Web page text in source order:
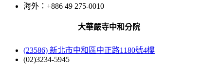
海外：+886 49 275-0010
大華嚴寺中和分院
(23586) 新北市中和區中正路1180號4樓
(02)3234-5945